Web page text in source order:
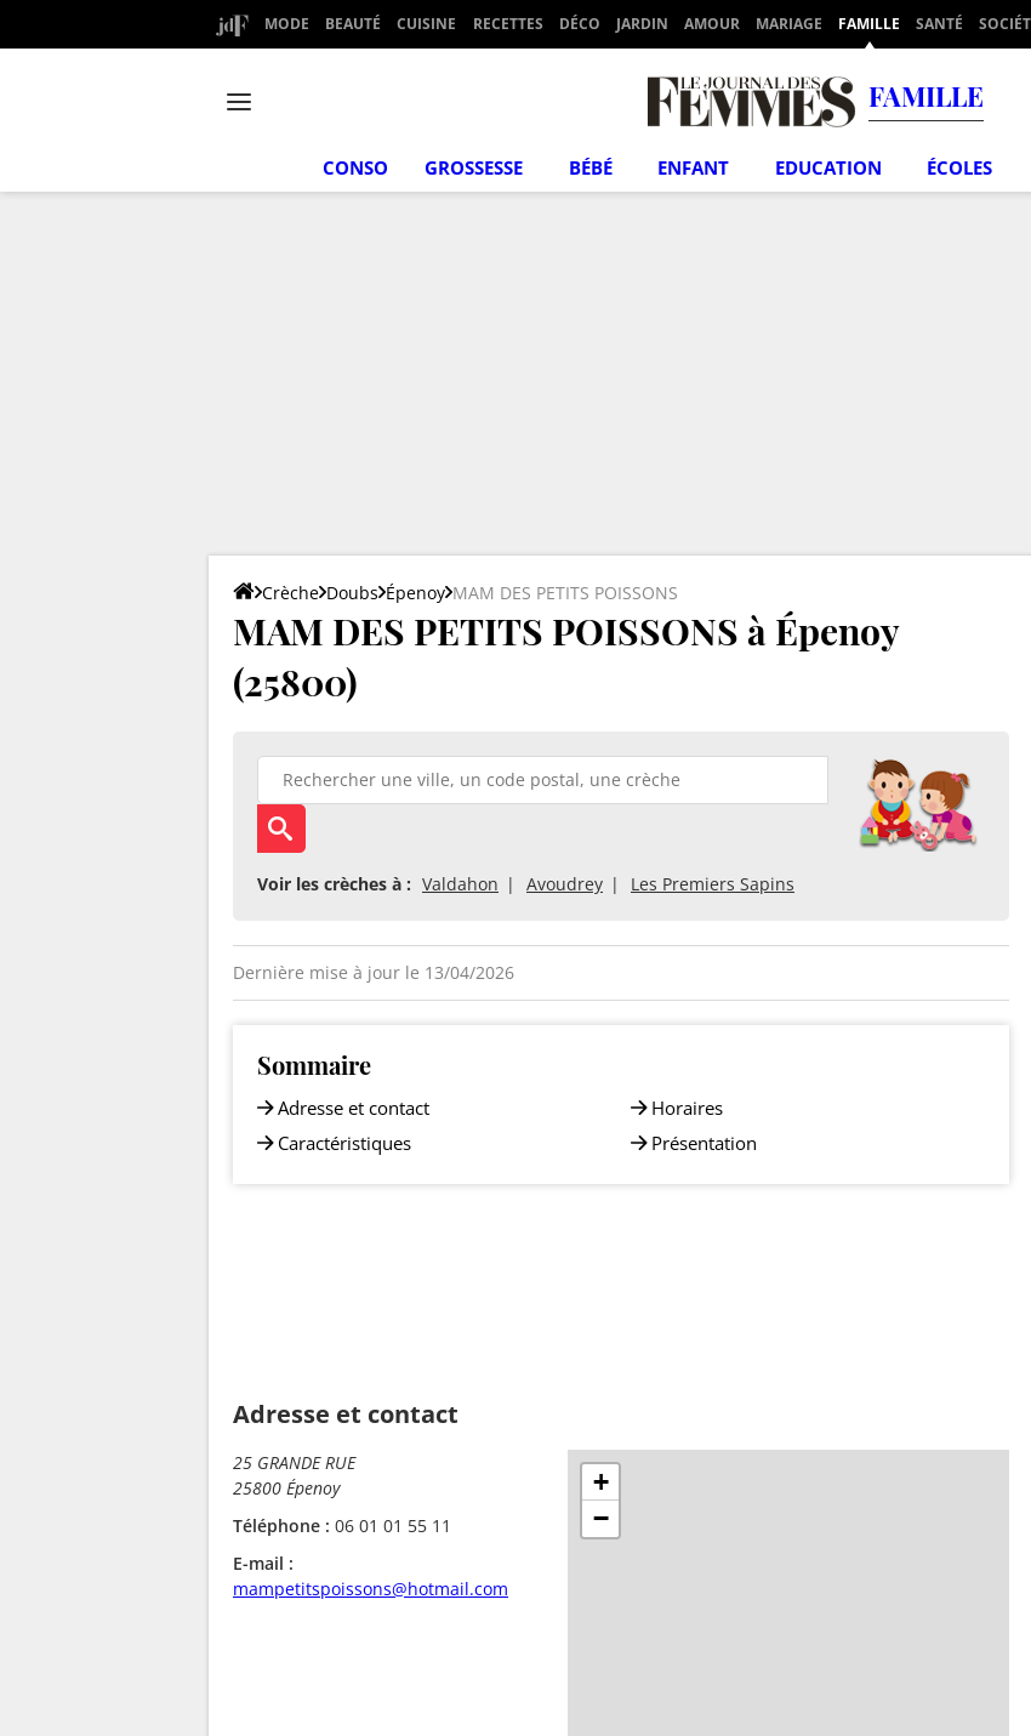
MODE BEAUTÉ CUISINE RECETTES DÉCO JARDIN AMOUR MARIAGE FAMILLE SANTÉ
FAMILLE
CONSO GROSSESSE BÉBÉ ENFANT EDUCATION ÉCOLES
Crèche Doubs Épenoy MAM DES PETITS POISSONS
MAM DES PETITS POISSONS à Épenoy
(25800)
Voir les crèches à : Valdahon Avoudrey Les Premiers Sapins
Dernière mise à jour le 13/04/2026
Sommaire
Adresse et contact
Caractéristiques
Horaires
Présentation
Adresse et contact
25 GRANDE RUE
25800 Épenoy
Téléphone : 06 01 01 55 11
E-mail :
mampetitspoissons@hotmail.com
+
−